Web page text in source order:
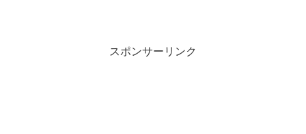
スポンサーリンク